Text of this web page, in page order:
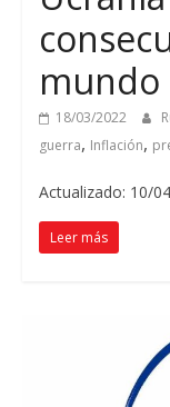
mundo
18/03/2022
guerra, Inflación,
Actualizado: 10/
Leer más